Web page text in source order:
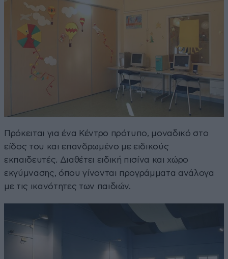
Πρόκειται για ένα Κέντρο πρότυπο, μοναδικό στο
είδος του και επανδρωμένο με ειδικούς
εκπαιδευτές. Διαθέτει ειδική πισίνα και χώρο
εκγύμνασης, όπου γίνονται προγράμματα ανάλογα
με τις ικανότητες των παιδιών.